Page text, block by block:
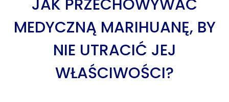
JAK PRZECHOWYWAĆ
MEDYCZNĄ MARIHUANĘ, BY
NIE UTRACIĆ JEJ
WŁAŚCIWOŚCI?